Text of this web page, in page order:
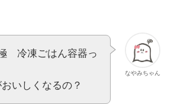
なやみちゃん
冷凍ごはん容器っ
いしくなるの？